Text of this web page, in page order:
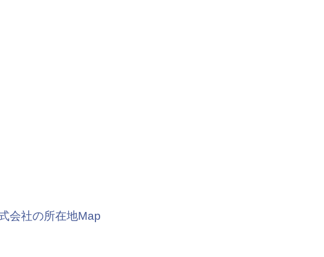
会社の所在地Map